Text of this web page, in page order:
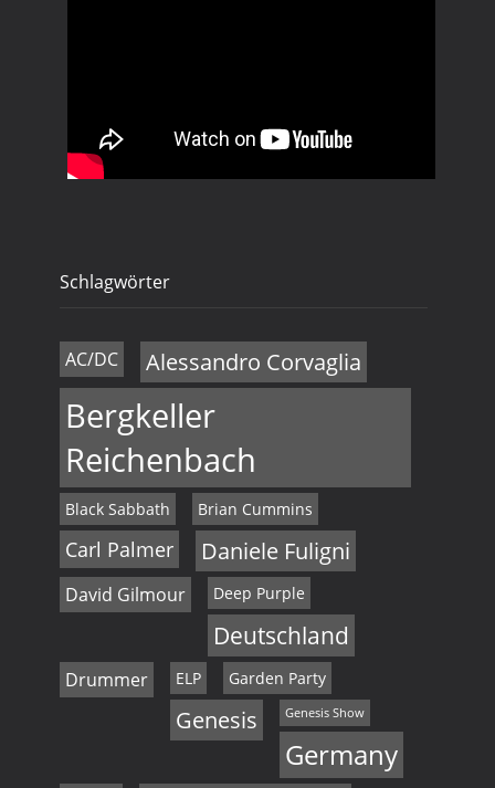
Schlagwörter
AC/DC Alessandro Corvaglia
Bergkeller
Reichenbach
Black Sabbath Brian Cummins
Carl Palmer Daniele Fuligni
David Gilmour Deep Purple
Deutschland
Drummer ELP Garden Party
Genesis Genesis Show
Germany